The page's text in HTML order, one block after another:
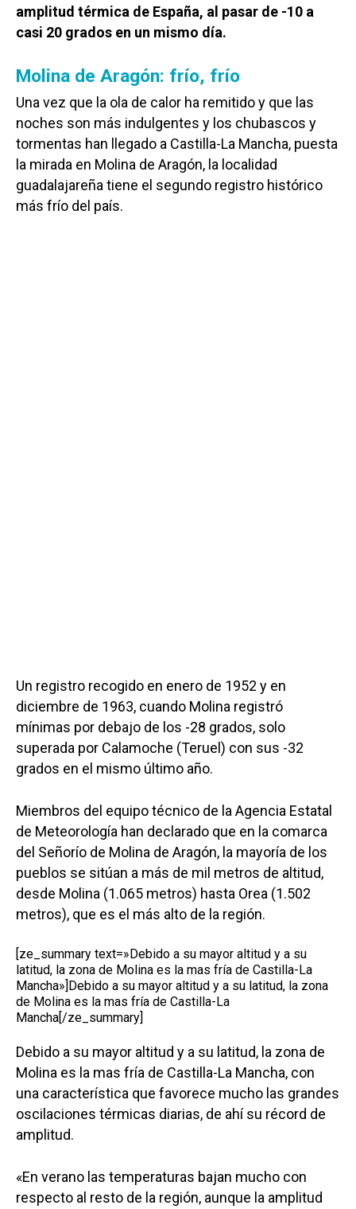
amplitud térmica de España, al pasar de -10 a
casi 20 grados en un mismo día.
Molina de Aragón: frío, frío
Una vez que la ola de calor ha remitido y que las
noches son más indulgentes y los chubascos y
tormentas han llegado a Castilla-La Mancha, puesta
la mirada en Molina de Aragón, la localidad
guadalajareña tiene el segundo registro histórico
más frío del país.
Un registro recogido en enero de 1952 y en
diciembre de 1963, cuando Molina registró
mínimas por debajo de los -28 grados, solo
superada por Calamoche (Teruel) con sus -32
grados en el mismo último año.
Miembros del equipo técnico de la Agencia Estatal
de Meteorología han declarado que en la comarca
del Señorío de Molina de Aragón, la mayoría de los
pueblos se sitúan a más de mil metros de altitud,
desde Molina (1.065 metros) hasta Orea (1.502
metros), que es el más alto de la región.
[ze_summary text=»Debido a su mayor altitud y a su
latitud, la zona de Molina es la mas fría de Castilla-La
Mancha»]Debido a su mayor altitud y a su latitud, la zona
de Molina es la mas fría de Castilla-La
Mancha[/ze_summary]
Debido a su mayor altitud y a su latitud, la zona de
Molina es la mas fría de Castilla-La Mancha, con
una característica que favorece mucho las grandes
oscilaciones térmicas diarias, de ahí su récord de
amplitud.
«En verano las temperaturas bajan mucho con
respecto al resto de la región, aunque la amplitud